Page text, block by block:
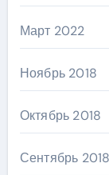
Март 2022
Ноябрь 2018
Октябрь 2018
Сентябрь 2018